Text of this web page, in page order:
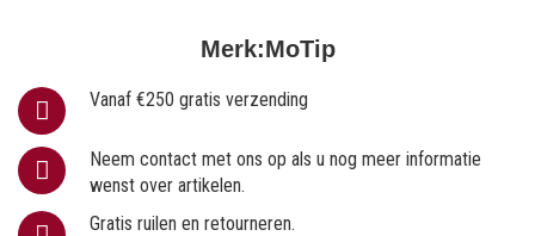
Merk:MoTip
Vanaf €250 gratis verzending
Neem contact met ons op als u nog meer informatie
wenst over artikelen.
Gratis ruilen en retourneren.